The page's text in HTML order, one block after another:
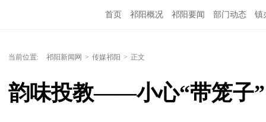
首页 祁阳概况 祁阳要闻 部门动态 镇
当前位置: 祁阳新闻网 > 传媒祁阳 > 正文
韵味投教——小心“带笼子”